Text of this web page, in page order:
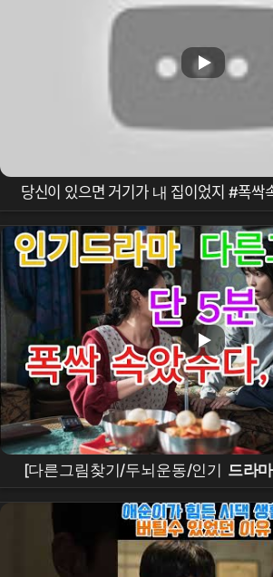
당신이 있으면 거기가 내 집이었지
박해준
[다른그림찾기/두뇌운동/인기 드라마
폭싹 속았수다 ,16번째